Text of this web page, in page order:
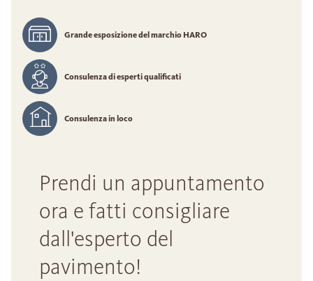
Grande esposizione del marchio HARO
Consulenza di esperti qualificati
Consulenza in loco
Prendi un appuntamento
ora e fatti consigliare
dall'esperto del
pavimento!